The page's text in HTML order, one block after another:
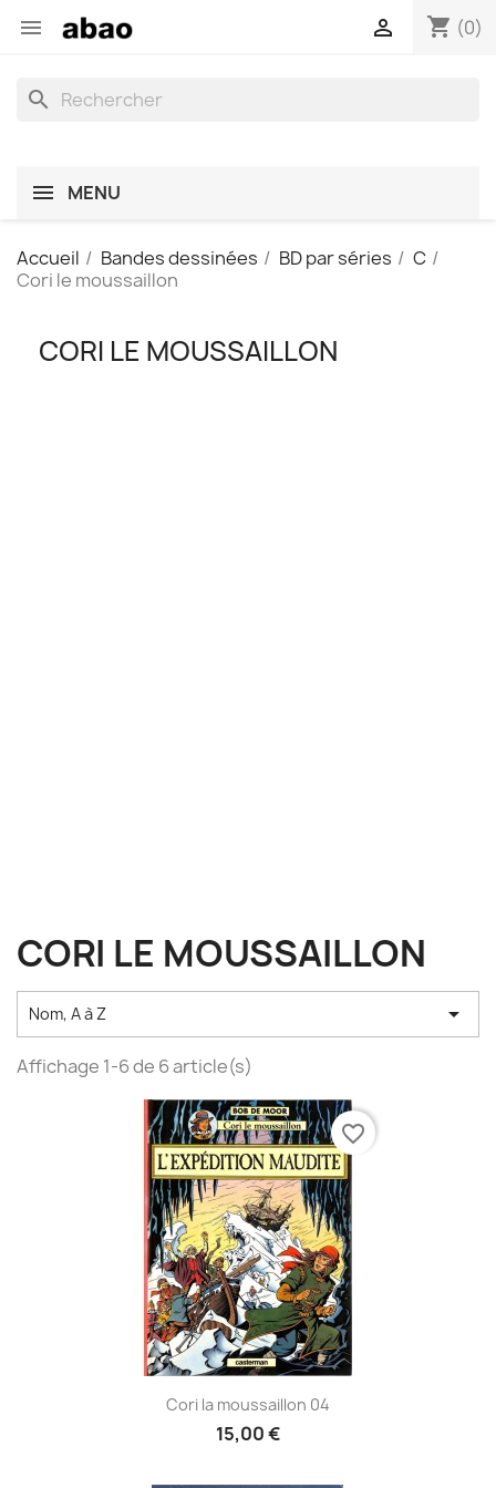
 shopping_cart (0)

search
MENU
Accueil Bandes dessinées BD par séries
C
Cori le moussaillon
CORI LE MOUSSAILLON
CORI LE MOUSSAILLON
Nom, A à Z 
Affichage 1-6 de 6 article(s)
Cori la moussaillon 04
15,00 €
favorite_border